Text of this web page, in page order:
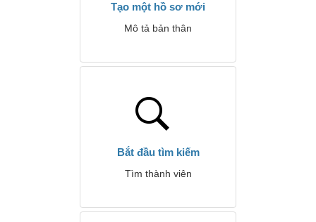
Tạo một hồ sơ mới
Mô tả bản thân
Bắt đầu tìm kiếm
Tìm thành viên